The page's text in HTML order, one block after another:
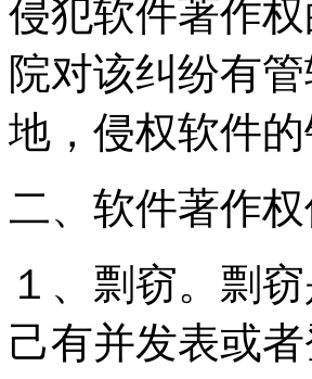
侵犯软件著作
院对该纠纷有
地，侵权软件
二、软件著作
１、剽窃。剽
己有并发表或